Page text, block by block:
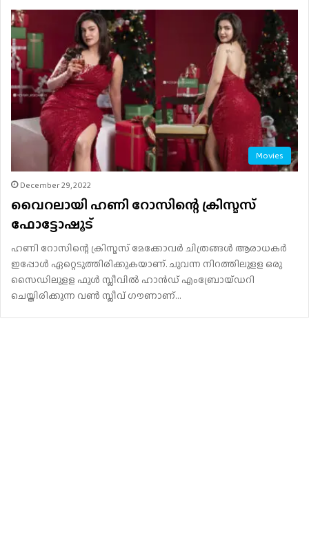
Movies
December 29, 2022
വൈറലായി ഹണി റോസിന്റെ ക്രിസ്മസ്
ഫോട്ടോഷൂട്
ഹണി റോസിന്റെ ക്രിസ്മസ് മേക്കോവര്‍ ചിത്രങ്ങൾ ആരാധകര്‍
ഇപ്പോൾ ഏറ്റെടുത്തിരിക്കുകയാണ്. ചുവന്ന നിറത്തിലുളള ഒരു
സൈഡിലുളള ഫുള്‍ സ്ലീവില്‍ ഹാന്‍ഡ് എംബ്രോയ്ഡറി
ചെയ്തിരിക്കുന്ന വണ്‍ സ്ലീവ് ഗൗണാണ്…